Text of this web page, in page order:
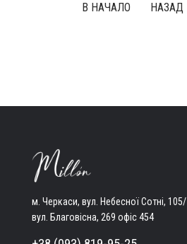
В НАЧАЛО НАЗАД
м. Черкаси, вул. Небесної Сотні, 105/
вул. Благовісна, 269 офіс 454